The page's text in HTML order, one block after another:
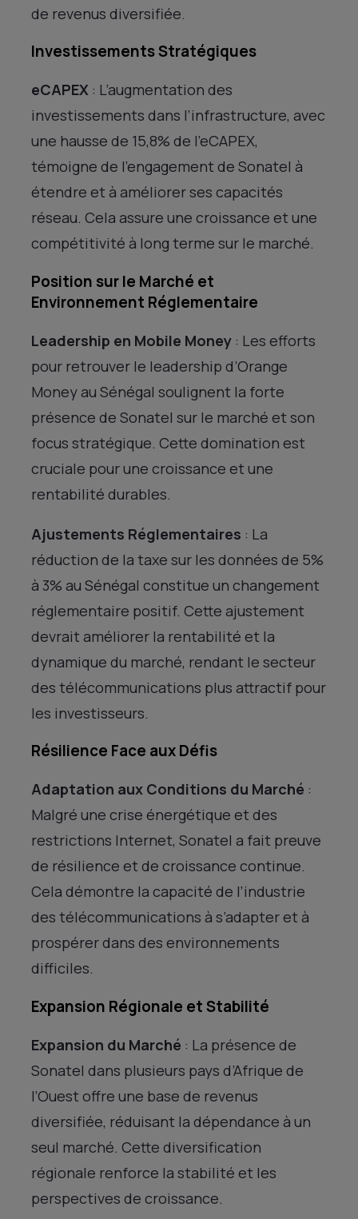
de revenus diversifiée.
Investissements Stratégiques
eCAPEX : L’augmentation des
investissements dans l’infrastructure, avec
une hausse de 15,8% de l’eCAPEX,
témoigne de l’engagement de Sonatel à
étendre et à améliorer ses capacités
réseau. Cela assure une croissance et une
compétitivité à long terme sur le marché.
Position sur le Marché et
Environnement Réglementaire
Leadership en Mobile Money : Les efforts
pour retrouver le leadership d’Orange
Money au Sénégal soulignent la forte
présence de Sonatel sur le marché et son
focus stratégique. Cette domination est
cruciale pour une croissance et une
rentabilité durables.
Ajustements Réglementaires : La
réduction de la taxe sur les données de 5%
à 3% au Sénégal constitue un changement
réglementaire positif. Cette ajustement
devrait améliorer la rentabilité et la
dynamique du marché, rendant le secteur
des télécommunications plus attractif pour
les investisseurs.
Résilience Face aux Défis
Adaptation aux Conditions du Marché :
Malgré une crise énergétique et des
restrictions Internet, Sonatel a fait preuve
de résilience et de croissance continue.
Cela démontre la capacité de l’industrie
des télécommunications à s’adapter et à
prospérer dans des environnements
difficiles.
Expansion Régionale et Stabilité
Expansion du Marché : La présence de
Sonatel dans plusieurs pays d’Afrique de
l’Ouest offre une base de revenus
diversifiée, réduisant la dépendance à un
seul marché. Cette diversification
régionale renforce la stabilité et les
perspectives de croissance.